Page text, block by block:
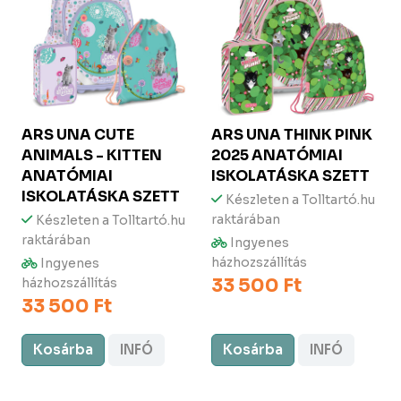
ARS UNACUTE
ANIMALS - KITTEN
ANATÓMIAI
ISKOLATÁSKA SZETT
Készleten a Tolltartó.hu
raktárában
Ingyenes
házhozszállítás
33 500 Ft
Kosárba INFÓ
ARS UNATHINK PINK
2025 ANATÓMIAI
ISKOLATÁSKA SZETT
Készleten a Tolltartó.hu
raktárában
Ingyenes
házhozszállítás
33 500 Ft
Kosárba INFÓ